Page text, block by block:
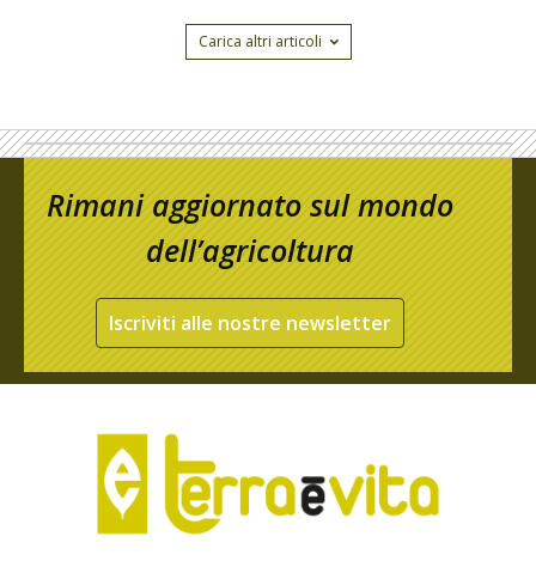
Carica altri articoli
Rimani aggiornato sul mondo
dell’agricoltura
Iscriviti alle nostre newsletter